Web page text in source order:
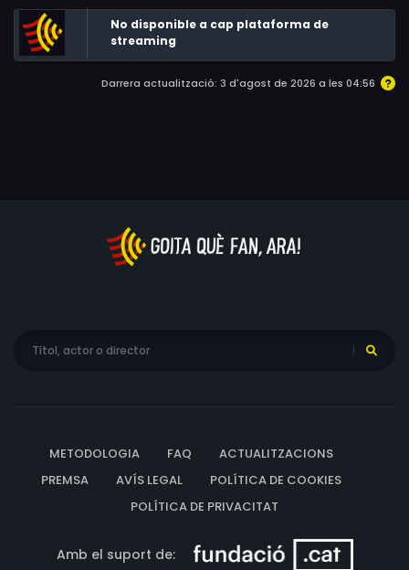
No disponible a cap plataforma de
streaming
Darrera actualització: 3 d'agost de 2026 a les 04:56
METODOLOGIA FAQ
ACTUALITZACIONS
PREMSA
AVÍS LEGAL
POLÍTICA DE COOKIES
POLÍTICA DE PRIVACITAT
Amb el suport de: